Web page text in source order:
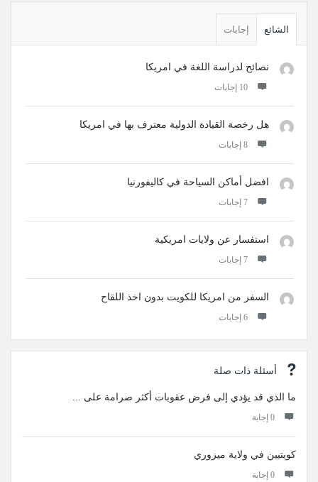
الجانبيةالشائع إجابات
نصائح لدراسة اللغة في امريكا
‫10 إجابات
هل رخصة القيادة الدولية معترف بها في امريكا
‫8 إجابات
افضل أماكن السياحة في كاليفورنيا
‫7 إجابات
استفسار عن ولايات امريكية
‫7 إجابات
السفر من امريكا للكويت بدون اخذ اللقاح
‫6 إجابات
أسئلة ذات صلة
ما الذي قد يؤدي إلى فرض عقوبات أكثر صرامة على ...
‫0 إجابة
كويتيين في ولاية ميزوري
‫0 إجابة